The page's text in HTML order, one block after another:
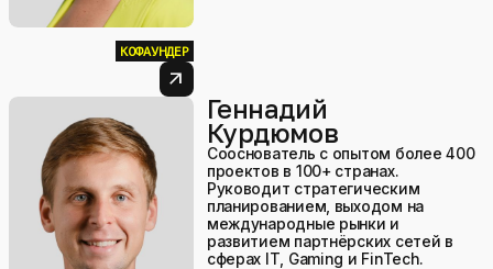
КОФАУНДЕР
arrow_outward
Геннадий
Курдюмов
Сооснователь с опытом более 400
проектов в 100+ странах.
Руководит стратегическим
планированием, выходом на
международные рынки и
развитием партнёрских сетей в
сферах IT, Gaming и FinTech.